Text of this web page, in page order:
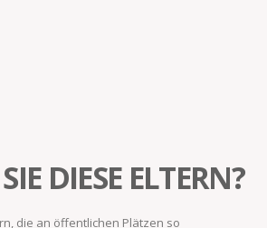
DIESE ELTERN?
die an öffentlichen Plätzen so